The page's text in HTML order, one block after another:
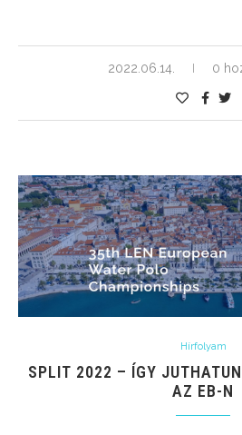
2022.06.14. 0
Hírfolyam
SPLIT 2022 – ÍGY
AZ EB-N